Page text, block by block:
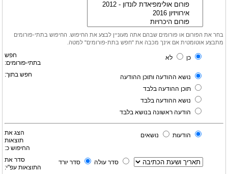
בחר את הפורום או פורומים שבהם אתה מעוניין לבצע את החיפוש. החיפוש בתתי-פורומים
מתבצע אוטומטית אם אינך מכבה את "חפש בתת-פורומים" למטה.
חפש
בתתי-פורומים:
כן לא
חפש בתוך:
נושא ההודעה ותוכן ההודעה
תוכן ההודעה בלבד
נושא ההודעה בלבד
הודעה ראשונה בנושא בלבד
הצג את
תוצאות
החיפוש כ:
הודעות נושאים
סדר את
התוצאות עפ"י:
סדר עולה סדר יורד